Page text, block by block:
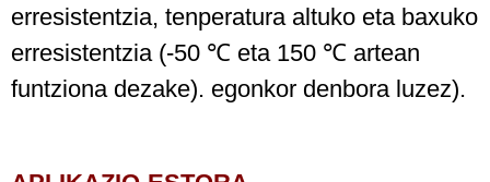
erresistentzia, tenperatura altuko eta baxuko
erresistentzia (-50 ℃ eta 150 ℃ artean
funtziona dezake). egonkor denbora luzez).